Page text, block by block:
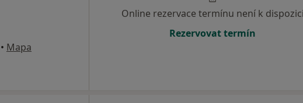
• Mapa
Online rezervace termínu není k dispozici
Rezervovat termín